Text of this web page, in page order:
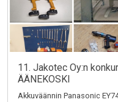
11. Jakotec Oy:n
ÄÄNEKOSKI
Akkuväännin Panasonic